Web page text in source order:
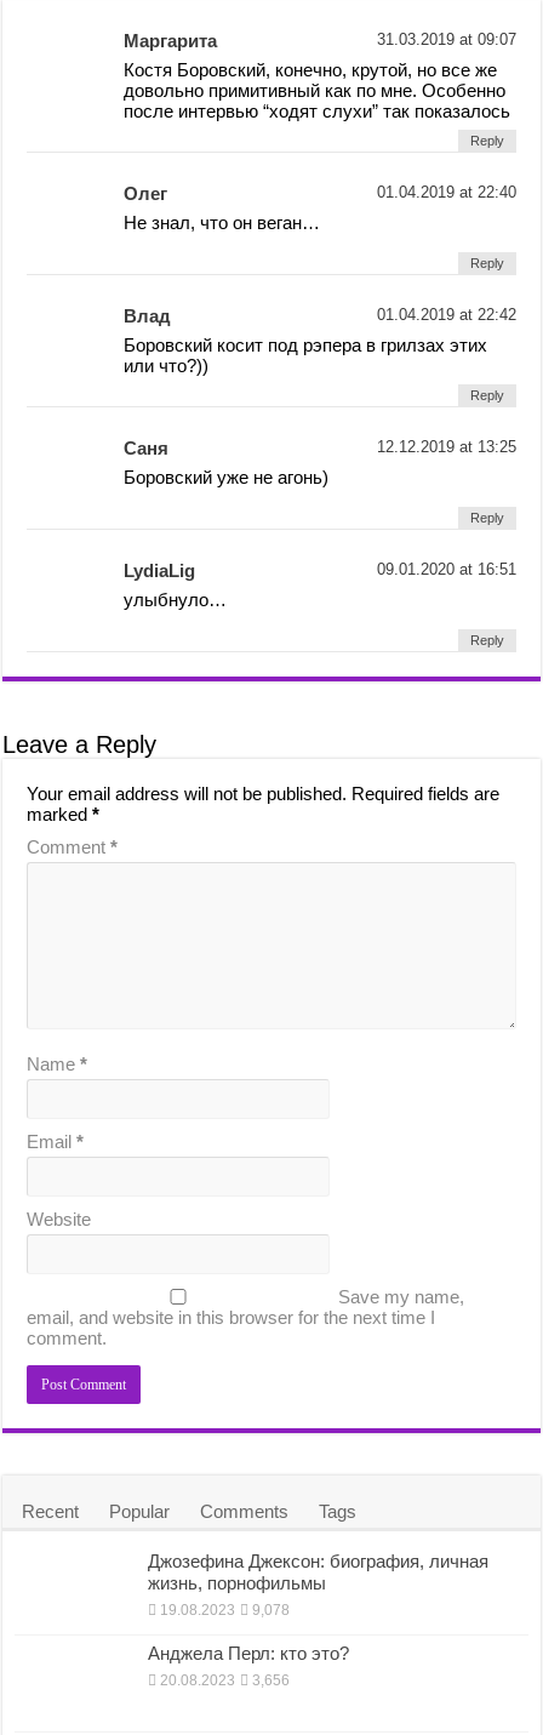
Маргарита 31.03.2019 at 09:07
Костя Боровский, конечно, крутой, но все же
довольно примитивный как по мне. Особенно
после интервью “ходят слухи” так показалось
Reply
Олег 01.04.2019 at 22:40
Не знал, что он веган…
Reply
Влад 01.04.2019 at 22:42
Боровский косит под рэпера в грилзах этих
или что?))
Reply
Саня 12.12.2019 at 13:25
Боровский уже не агонь)
Reply
LydiaLig 09.01.2020 at 16:51
улыбнуло…
Reply
Leave a Reply
Your email address will not be published. Required fields are
marked*
Comment*
Name*
Email*
Website
Save my name,
email, and website in this browser for the next time I
comment.
Recent Popular Comments Tags
Джозефина Джексон: биография, личная
жизнь, порнофильмы
19.08.2023 9,078
Анджела Перл: кто это?
20.08.2023 3,656